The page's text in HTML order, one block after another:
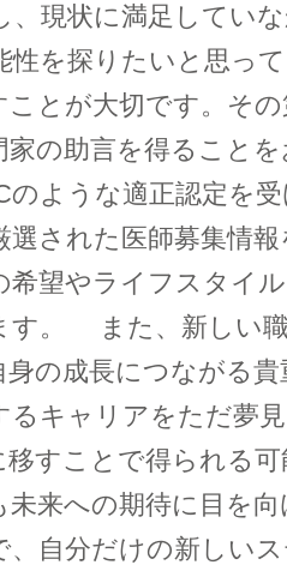
、現状に満足してい
性を探りたいと思っ
ことが大切です。そ
家の助言を得ること
のような適正認定を
選された医師募集情
希望やライフスタイ
す。 また、新しい
の成長につながる
るキャリアをただ夢
移すことで得られる
来への期待に目を
、自分だけの新しい